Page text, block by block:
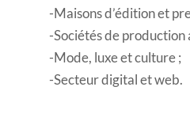
Maisons d’édition et
Sociétés de production
Mode, luxe et culture ;
Secteur digital et web.